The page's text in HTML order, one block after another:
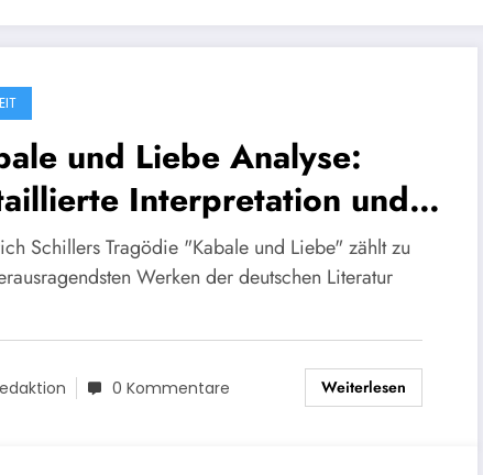
und Liebe Analyse:
Interpretation und
Schillers Tragödie "Kabale und Liebe" zählt zu
Werken der deutschen Literatur
0 Kommentare Weiterlesen